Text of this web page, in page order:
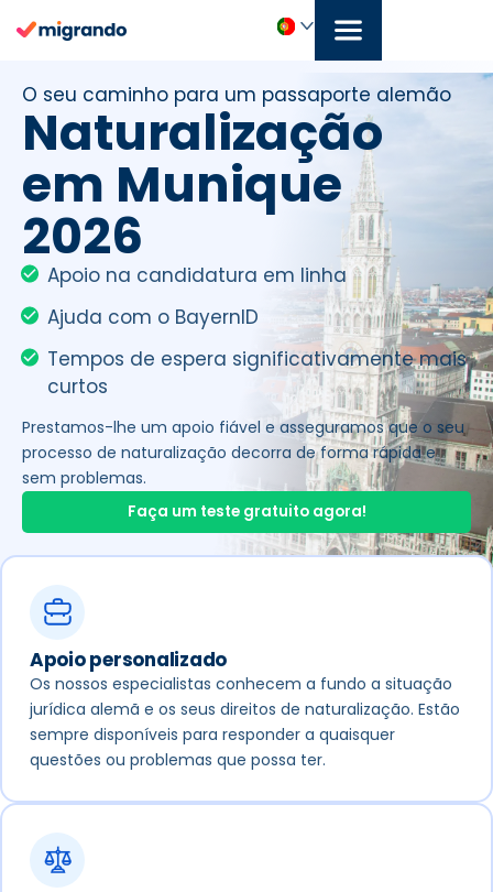
para
conteúdo
Português
O seu caminho para um passaporte alemão
Naturalização
em Munique
2026
Apoio na candidatura em linha
Ajuda com o BayernID
Tempos de espera significativamente mais
curtos
Prestamos-lhe um apoio fiável e asseguramos que o seu
processo de naturalização decorra de forma rápida e
sem problemas.
Faça um teste gratuito agora!
Apoio personalizado
Os nossos especialistas conhecem a fundo a situação
jurídica alemã e os seus direitos de naturalização. Estão
sempre disponíveis para responder a quaisquer
questões ou problemas que possa ter.